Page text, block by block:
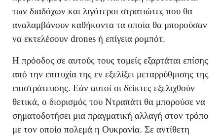
των διαδόχων και λιγότεροι στρατιώτες που θα
αναλαμβάνουν καθήκοντα τα οποία θα μπορούσαν
να εκτελέσουν drones ή επίγεια ρομπότ.
Η πρόοδος σε αυτούς τους τομείς εξαρτάται επίσης
από την επιτυχία της εν εξελίξει μεταρρύθμισης της
επιστράτευσης. Εάν αυτοί οι δείκτες εξελιχθούν
θετικά, ο διορισμός του Ντραπάτι θα μπορούσε να
σηματοδοτήσει μια πραγματική αλλαγή στον τρόπο
με τον οποίο πολεμά η Ουκρανία. Σε αντίθετη